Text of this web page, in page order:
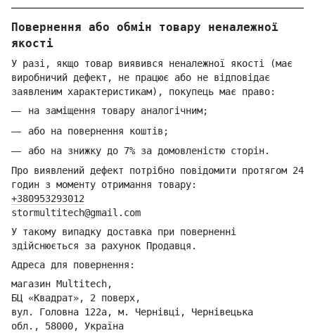
Повернення або обмін товару неналежної
якості
У разі, якщо товар виявився неналежної якості (має
виробничий дефект, не працює або не відповідає
заявленим характеристикам), покупець має право:
на заміщення товару аналогічним;
або на повернення коштів;
або на знижку до 7% за домовленістю сторін.
Про виявлений дефект потрібно повідомити протягом 24
годин з моменту отримання товару:
+380953293012
stormultitech@gmail.com
У такому випадку доставка при поверненні
здійснюється за рахунок Продавця.
Адреса для повернення:
магазин Multitech,
БЦ «Квадрат», 2 поверх,
вул. Головна 122а, м. Чернівці, Чернівецька
обл., 58000, Україна